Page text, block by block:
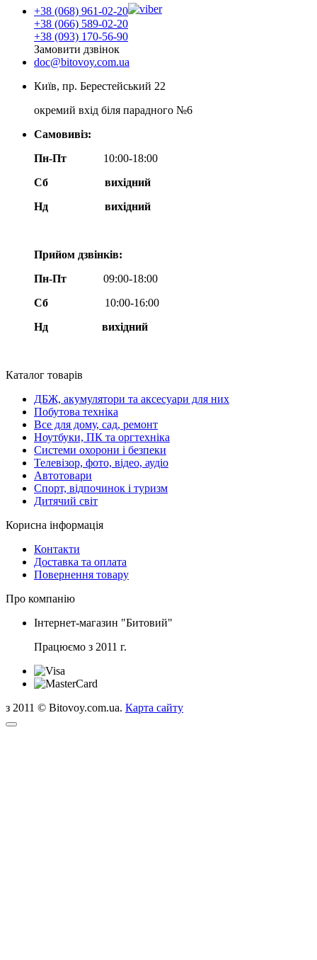
+38 (068) 961-02-20
+38 (066) 589-02-20
+38 (093) 170-56-90
Замовити дзвінок
doc@bitovoy.com.ua
Київ, пр. Берестейський 22
окремий вхід біля парадного №6
Самовивіз:
Пн-Пт
10:00-18:00
Сб
вихідний
Нд
вихідний
Прийом дзвінків:
Пн-Пт
09:00-18:00
Сб
10:00-16:00
Нд вихідний
Каталог товарів
ДБЖ, акумулятори та аксесуари для них
Побутова техніка
Все для дому, сад, ремонт
Ноутбуки, ПК та оргтехніка
Системи охорони і безпеки
Телевізор, фото, відео, аудіо
Автотовари
Спорт, відпочинок і туризм
Дитячий світ
Корисна інформація
Контакти
Доставка та оплата
Повернення товару
Про компанію
Інтернет-магазин "Битовий"
Працюємо з 2011 г.
з 2011 © Bitovoy.com.ua. Карта сайту